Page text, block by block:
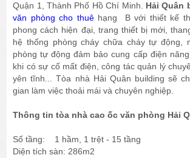
Quận 1, Thành Phố Hồ Chí Minh. Hải Quân
văn phòng cho thuêhạng B với thiết kế
phong cách hiện đại, trang thiết bị mới,
hệ thống phòng cháy chữa cháy tự động,
phòng tự động đảm bảo cung cấp điện
khi có sự cố mất điện, công tác quản lý
yên tĩnh... Tòa nhà Hải Quân building sẽ
gian làm việc thoải mái và chuyên nghiệp.
Thông tin tòa nhà cao ốc văn phòng Hải
Số tầng: 1 hầm, 1 trệt - 15 tầng
Diện tích sàn: 286m2